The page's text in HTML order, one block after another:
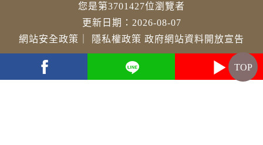
您是第3701427位瀏覽者
更新日期：2026-08-07
網站安全政策
隱私權政策 政府網站資料開放宣告
TOP